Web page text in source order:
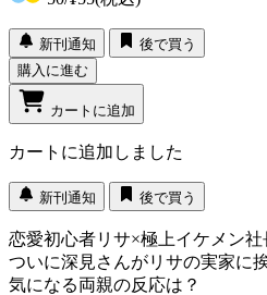
新刊通知
後で買う
購入に進む
カートに追加
カートに追加しました
新刊通知 後で買う
恋愛初心者リサ×極上イケメン社
ついに深見さんがリサの実家に
気になる両親の反応は？